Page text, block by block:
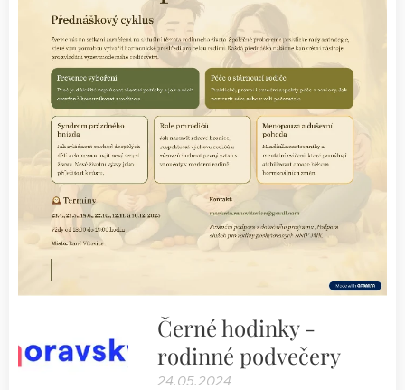
Černé hodinky -
rodinné podvečery
24.05.2024